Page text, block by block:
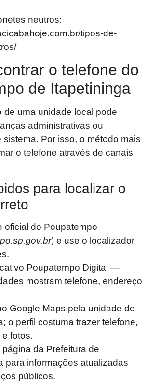
neutros:
tipos-de-
o telefone do
de Itapetininga
de uma unidade local pode
administrativas ou
Por isso, o método mais
o telefone através de canais
para localizar o
oficial do Poupatempo
) e use o localizador
Poupatempo Digital —
mostram telefone, endereço
Google Maps pela unidade de
o perfil costuma trazer telefone,
fotos.
da Prefeitura de
para informações atualizadas
públicos.